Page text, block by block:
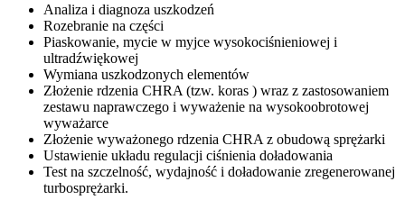
Analiza i diagnoza uszkodzeń
Rozebranie na części
Piaskowanie, mycie w myjce wysokociśnieniowej i
ultradźwiękowej
Wymiana uszkodzonych elementów
Złożenie rdzenia CHRA (tzw. koras ) wraz z zastosowaniem
zestawu naprawczego i wyważenie na wysokoobrotowej
wyważarce
Złożenie wyważonego rdzenia CHRA z obudową sprężarki
Ustawienie układu regulacji ciśnienia doładowania
Test na szczelność, wydajność i doładowanie zregenerowanej
turbosprężarki.